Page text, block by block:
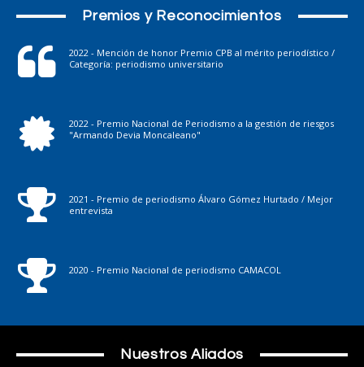
Premios y Reconocimientos
2022 - Mención de honor Premio CPB al mérito periodístico /
Categoría: periodismo universitario
2022 - Premio Nacional de Periodismo a la gestión de riesgos
"Armando Devia Moncaleano"
2021 - Premio de periodismo Álvaro Gómez Hurtado / Mejor
entrevista
2020 - Premio Nacional de periodismo CAMACOL
Nuestros Aliados